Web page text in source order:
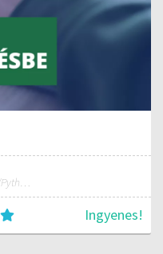
MS Excel/Visual Basic/Power BI/Python adatelemzési szakértő
Ingyenes!